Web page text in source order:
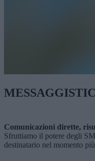
Comunicazioni dirette,
Sfruttiamo il potere degli
destinatario nel momento